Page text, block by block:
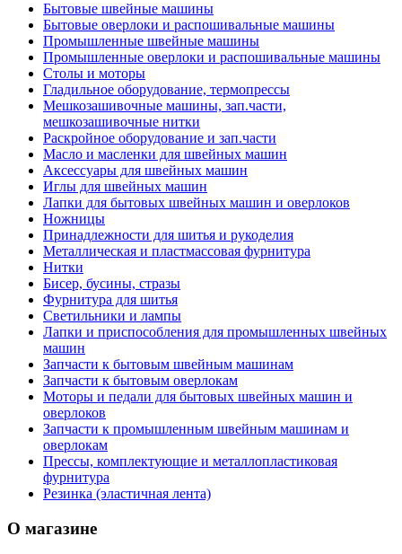
Бытовые швейные машины
Бытовые оверлоки и распошивальные машины
Промышленные швейные машины
Промышленные оверлоки и распошивальные машины
Столы и моторы
Гладильное оборудование, термопрессы
Мешкозашивочные машины, зап.части,
мешкозашивочные нитки
Раскройное оборудование и зап.части
Масло и масленки для швейных машин
Аксессуары для швейных машин
Иглы для швейных машин
Лапки для бытовых швейных машин и оверлоков
Ножницы
Принадлежности для шитья и рукоделия
Металлическая и пластмассовая фурнитура
Нитки
Бисер, бусины, стразы
Фурнитура для шитья
Светильники и лампы
Лапки и приспособления для промышленных швейных
машин
Запчасти к бытовым швейным машинам
Запчасти к бытовым оверлокам
Моторы и педали для бытовых швейных машин и
оверлоков
Запчасти к промышленным швейным машинам и
оверлокам
Прессы, комплектующие и металлопластиковая
фурнитура
Резинка (эластичная лента)
О магазине